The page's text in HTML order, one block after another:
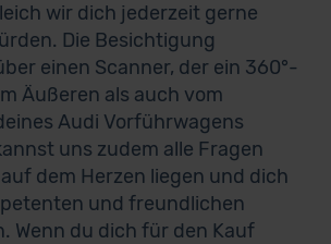
wir dich jederzeit gerne
Die Besichtigung
einen Scanner, der ein 360°-
Äußeren als auch vom
Audi Vorführwagens
uns zudem alle Fragen
dem Herzen liegen und dich
und freundlichen
Wenn du dich für den Kauf